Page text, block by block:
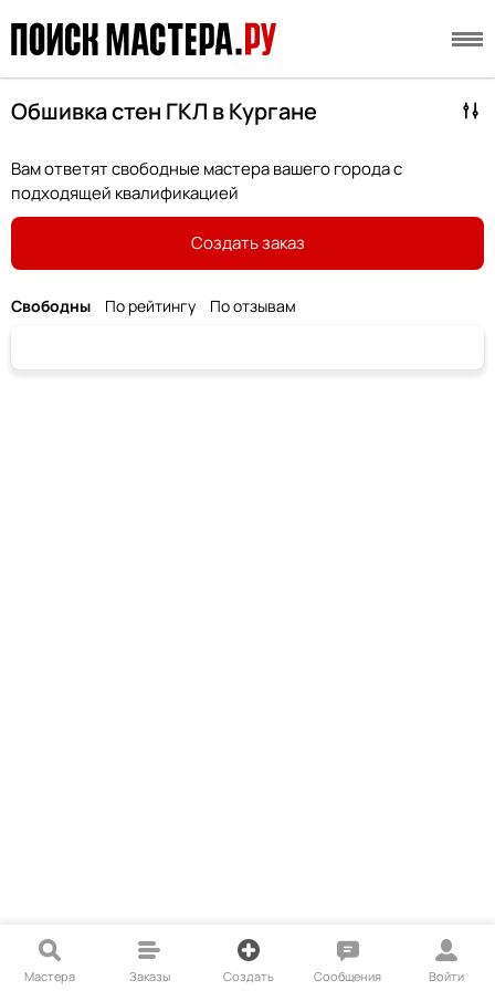
Обшивка стен ГКЛ в Кургане
Вам ответят свободные мастера вашего города с
подходящей квалификацией
Создать заказ
Свободны По рейтингу По отзывам
Мастера Заказы Создать Сообщения Войти